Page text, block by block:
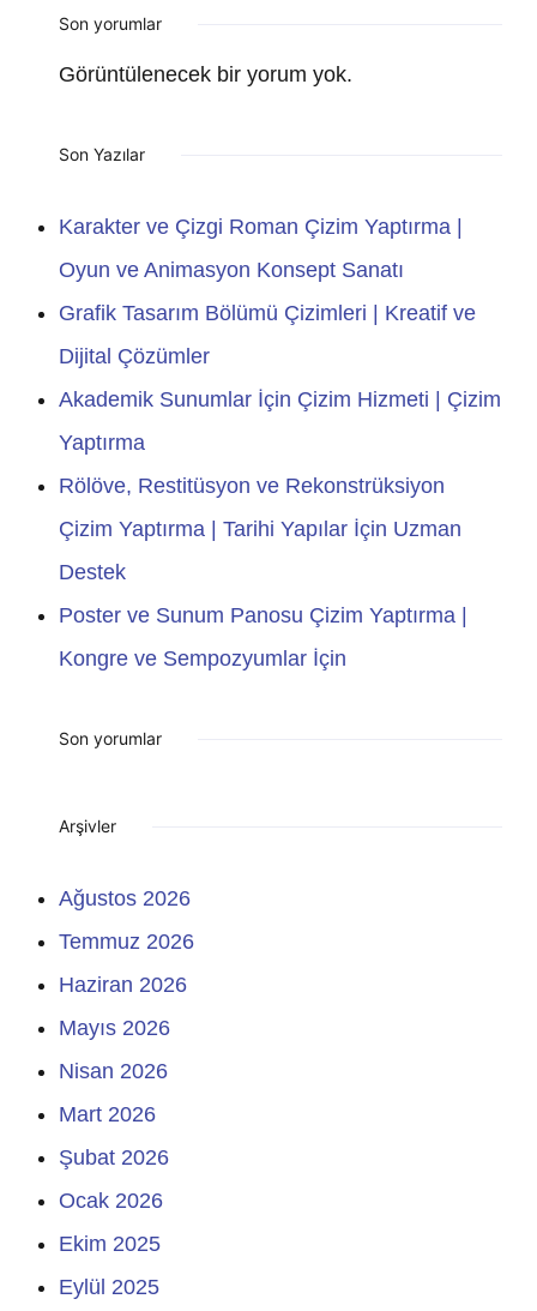
Son yorumlar
Görüntülenecek bir yorum yok.
Son Yazılar
Karakter ve Çizgi Roman Çizim Yaptırma |
Oyun ve Animasyon Konsept Sanatı
Grafik Tasarım Bölümü Çizimleri | Kreatif ve
Dijital Çözümler
Akademik Sunumlar İçin Çizim Hizmeti | Çizim
Yaptırma
Rölöve, Restitüsyon ve Rekonstrüksiyon
Çizim Yaptırma | Tarihi Yapılar İçin Uzman
Destek
Poster ve Sunum Panosu Çizim Yaptırma |
Kongre ve Sempozyumlar İçin
Son yorumlar
Arşivler
Ağustos 2026
Temmuz 2026
Haziran 2026
Mayıs 2026
Nisan 2026
Mart 2026
Şubat 2026
Ocak 2026
Ekim 2025
Eylül 2025